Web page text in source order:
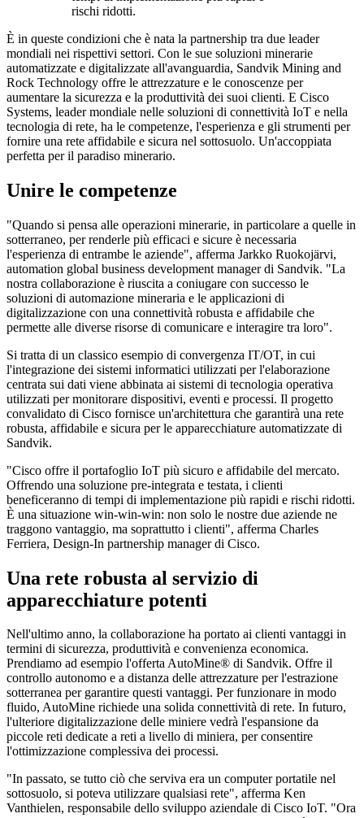
rischi ridotti.
È in queste condizioni che è nata la partnership tra due leader
mondiali nei rispettivi settori. Con le sue soluzioni minerarie
automatizzate e digitalizzate all'avanguardia, Sandvik Mining and
Rock Technology offre le attrezzature e le conoscenze per
aumentare la sicurezza e la produttività dei suoi clienti. E Cisco
Systems, leader mondiale nelle soluzioni di connettività IoT e nella
tecnologia di rete, ha le competenze, l'esperienza e gli strumenti per
fornire una rete affidabile e sicura nel sottosuolo. Un'accoppiata
perfetta per il paradiso minerario.
Unire le competenze
"Quando si pensa alle operazioni minerarie, in particolare a quelle in
sotterraneo, per renderle più efficaci e sicure è necessaria
l'esperienza di entrambe le aziende", afferma Jarkko Ruokojärvi,
automation global business development manager di Sandvik. "La
nostra collaborazione è riuscita a coniugare con successo le
soluzioni di automazione mineraria e le applicazioni di
digitalizzazione con una connettività robusta e affidabile che
permette alle diverse risorse di comunicare e interagire tra loro".
Si tratta di un classico esempio di convergenza IT/OT, in cui
l'integrazione dei sistemi informatici utilizzati per l'elaborazione
centrata sui dati viene abbinata ai sistemi di tecnologia operativa
utilizzati per monitorare dispositivi, eventi e processi. Il progetto
convalidato di Cisco fornisce un'architettura che garantirà una rete
robusta, affidabile e sicura per le apparecchiature automatizzate di
Sandvik.
"Cisco offre il portafoglio IoT più sicuro e affidabile del mercato.
Offrendo una soluzione pre-integrata e testata, i clienti
beneficeranno di tempi di implementazione più rapidi e rischi ridotti.
È una situazione win-win-win: non solo le nostre due aziende ne
traggono vantaggio, ma soprattutto i clienti", afferma Charles
Ferriera, Design-In partnership manager di Cisco.
Una rete robusta al servizio di
apparecchiature potenti
Nell'ultimo anno, la collaborazione ha portato ai clienti vantaggi in
termini di sicurezza, produttività e convenienza economica.
Prendiamo ad esempio l'offerta AutoMine® di Sandvik. Offre il
controllo autonomo e a distanza delle attrezzature per l'estrazione
sotterranea per garantire questi vantaggi. Per funzionare in modo
fluido, AutoMine richiede una solida connettività di rete. In futuro,
l'ulteriore digitalizzazione delle miniere vedrà l'espansione da
piccole reti dedicate a reti a livello di miniera, per consentire
l'ottimizzazione complessiva dei processi.
"In passato, se tutto ciò che serviva era un computer portatile nel
sottosuolo, si poteva utilizzare qualsiasi rete", afferma Ken
Vanthielen, responsabile dello sviluppo aziendale di Cisco IoT. "Ora